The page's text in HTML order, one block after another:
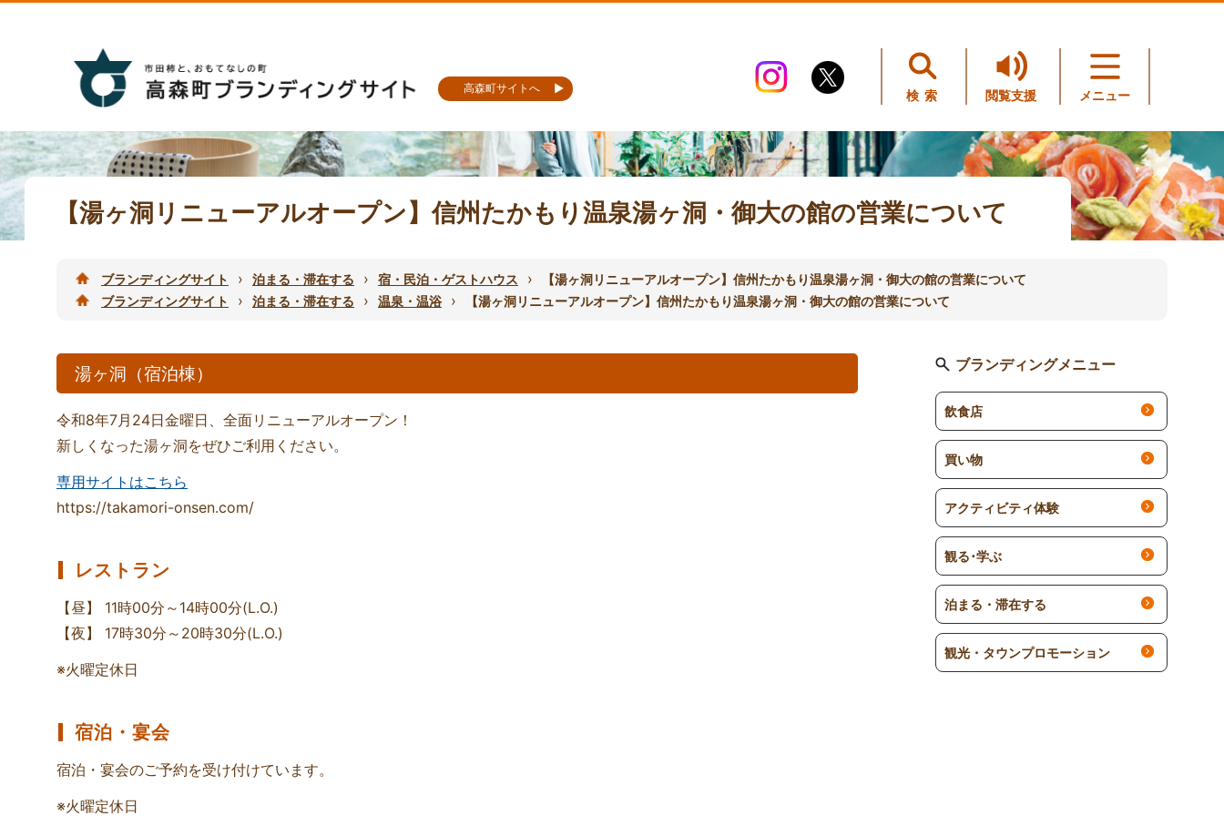
高森町サイトへ 検索 閲覧支援 メニュー
【湯ヶ洞リニューアルオープン】信州たかもり温泉湯ヶ洞・御大の館の営業について
ブランディングサイト › 泊まる・滞在する › 宿・民泊・ゲストハウス ›
【湯ヶ洞リニューアルオープン】信州たかもり温泉湯ヶ洞・御大の館の営業について
ブランディングサイト
› 泊まる・滞在する › 温泉・温浴 › 【湯ヶ洞リニューアルオープン】信州たかもり温泉湯ヶ洞・御大の館の営業について
湯ヶ洞（宿泊棟）
令和8年7月24日金曜日、全面リニューアルオープン！
新しくなった湯ヶ洞をぜひご利用ください。
専用サイトはこちら
https://takamori-onsen.com/
レストラン
【昼】 11時00分～14時00分(L.O.)
【夜】 17時30分～20時30分(L.O.)
※火曜定休日
宿泊・宴会
宿泊・宴会のご予約を受け付けています。
※火曜定休日
ブランディングメニュー
飲食店
買い物
アクティビティ体験
観る･学ぶ
泊まる・滞在する
観光・タウンプロモーション